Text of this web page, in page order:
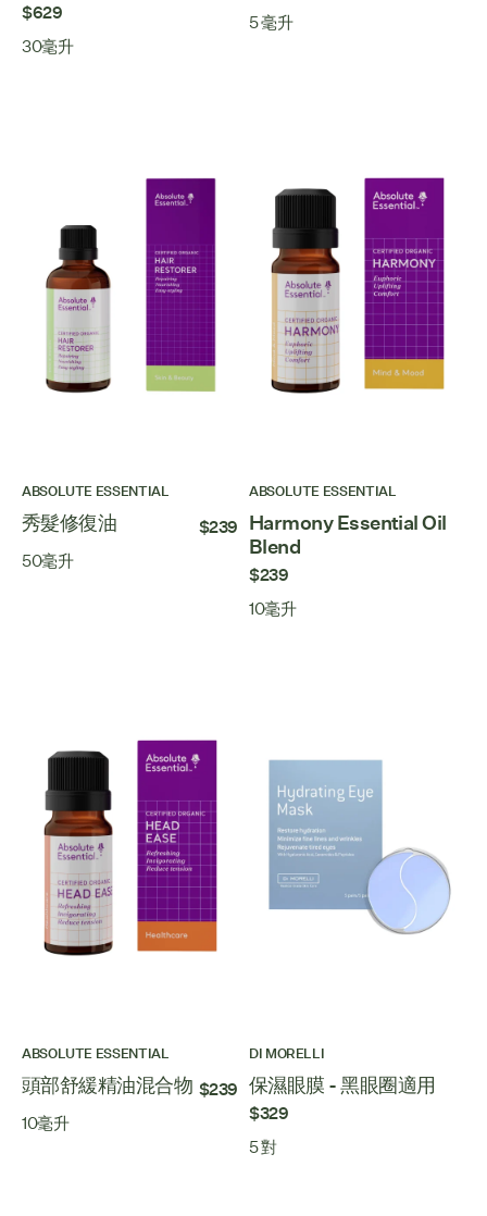
$629
30毫升
5 毫升
ABSOLUTE ESSENTIAL
秀髮修復油 $239
50毫升
ABSOLUTE ESSENTIAL
Harmony Essential Oil
Blend
$239
10毫升
ABSOLUTE ESSENTIAL
頭部舒緩精油混合物 $239
10毫升
DI MORELLI
保濕眼膜 - 黑眼圈適用
$329
5 對